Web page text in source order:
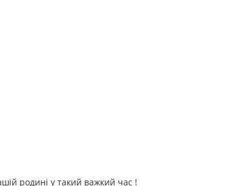
родині у такий важкий час !